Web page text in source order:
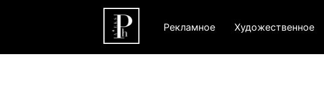
Рекламное Художественное